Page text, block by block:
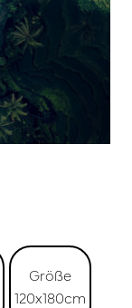
Größe
120x180cm